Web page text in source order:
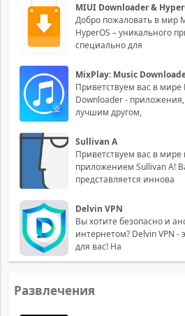
MIUI Downloader &
Добро пожаловать в мир
HyperOS – уникального
специально для
MixPlay: Music
Приветствуем вас в мире
Downloader -
лучшим другом,
Sullivan A
Приветствуем вас в
приложением Sullivan A!
представляется иннова
Delvin VPN
Вы хотите безопасно и
интернетом? Delvin VPN
для вас! На
Развлечения